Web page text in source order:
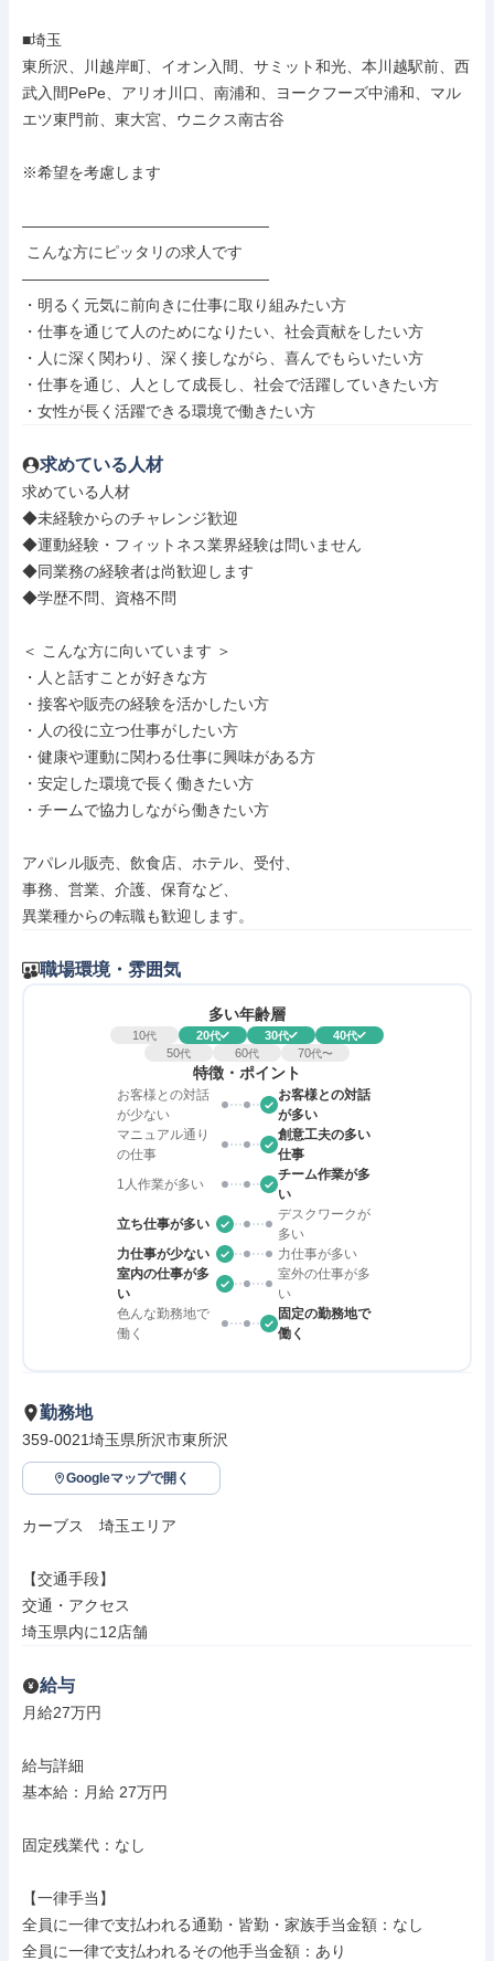
■埼玉
東所沢、川越岸町、イオン入間、サミット和光、本川越駅前、西
武入間PePe、アリオ川口、南浦和、ヨークフーズ中浦和、マル
エツ東門前、東大宮、ウニクス南古谷
※希望を考慮します
――――――――――――――――
――――――――――――――――
・明るく元気に前向きに仕事に取り組みたい方
・仕事を通じて人のためになりたい、社会貢献をしたい方
・人に深く関わり、深く接しながら、喜んでもらいたい方
・仕事を通じ、人として成長し、社会で活躍していきたい方
・女性が長く活躍できる環境で働きたい方
求めている人材
求めている人材
◆未経験からのチャレンジ歓迎
◆運動経験・フィットネス業界経験は問いません
◆同業務の経験者は尚歓迎します
◆学歴不問、資格不問
＜ こんな方に向いています ＞
・人と話すことが好きな方
・接客や販売の経験を活かしたい方
・人の役に立つ仕事がしたい方
・健康や運動に関わる仕事に興味がある方
・安定した環境で長く働きたい方
・チームで協力しながら働きたい方
アパレル販売、飲食店、ホテル、受付、
事務、営業、介護、保育など、
異業種からの転職も歓迎します。
職場環境・雰囲気
多い年齢層
10代 20代 30代 40代
50代 60代 70代〜
特徴・ポイント
お客様との対話
が少ない
お客様との対話
が多い
マニュアル通り
の仕事
創意工夫の多い
仕事
1人作業が多い
チーム作業が多
い
立ち仕事が多い
デスクワークが
多い
力仕事が少ない
力仕事が多い
室内の仕事が多
い
室外の仕事が多
い
色んな勤務地で
働く
固定の勤務地で
働く
勤務地
359-0021埼玉県所沢市東所沢
Googleマップで開く
カーブス　埼玉エリア
【交通手段】
交通・アクセス
埼玉県内に12店舗
給与
月給27万円
給与詳細
基本給：月給 27万円
固定残業代：なし
【一律手当】
全員に一律で支払われる通勤・皆勤・家族手当金額：なし
全員に一律で支払われるその他手当金額：あり